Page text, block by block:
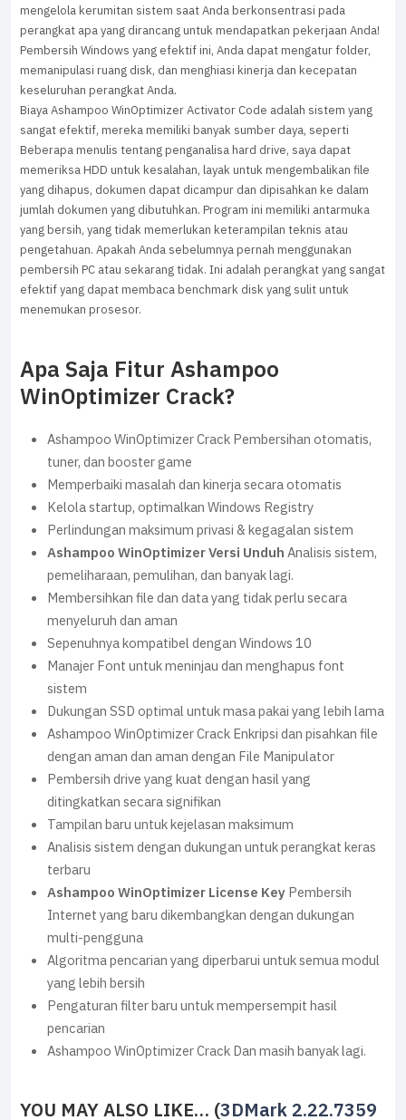
mengelola kerumitan sistem saat Anda berkonsentrasi pada
perangkat apa yang dirancang untuk mendapatkan pekerjaan Anda!
Pembersih Windows yang efektif ini, Anda dapat mengatur folder,
memanipulasi ruang disk, dan menghiasi kinerja dan kecepatan
keseluruhan perangkat Anda.
Biaya Ashampoo WinOptimizer Activator Code adalah sistem yang
sangat efektif, mereka memiliki banyak sumber daya, seperti
Beberapa menulis tentang penganalisa hard drive, saya dapat
memeriksa HDD untuk kesalahan, layak untuk mengembalikan file
yang dihapus, dokumen dapat dicampur dan dipisahkan ke dalam
jumlah dokumen yang dibutuhkan. Program ini memiliki antarmuka
yang bersih, yang tidak memerlukan keterampilan teknis atau
pengetahuan. Apakah Anda sebelumnya pernah menggunakan
pembersih PC atau sekarang tidak. Ini adalah perangkat yang sangat
efektif yang dapat membaca benchmark disk yang sulit untuk
menemukan prosesor.
Apa Saja Fitur Ashampoo
WinOptimizer Crack?
Ashampoo WinOptimizer Crack Pembersihan otomatis,
tuner, dan booster game
Memperbaiki masalah dan kinerja secara otomatis
Kelola startup, optimalkan Windows Registry
Perlindungan maksimum privasi & kegagalan sistem
Ashampoo WinOptimizer Versi UnduhAnalisis sistem,
pemeliharaan, pemulihan, dan banyak lagi.
Membersihkan file dan data yang tidak perlu secara
menyeluruh dan aman
Sepenuhnya kompatibel dengan Windows 10
Manajer Font untuk meninjau dan menghapus font
sistem
Dukungan SSD optimal untuk masa pakai yang lebih lama
Ashampoo WinOptimizer Crack Enkripsi dan pisahkan file
dengan aman dan aman dengan File Manipulator
Pembersih drive yang kuat dengan hasil yang
ditingkatkan secara signifikan
Tampilan baru untuk kejelasan maksimum
Analisis sistem dengan dukungan untuk perangkat keras
terbaru
Ashampoo WinOptimizer License KeyPembersih
Internet yang baru dikembangkan dengan dukungan
multi-pengguna
Algoritma pencarian yang diperbarui untuk semua modul
yang lebih bersih
Pengaturan filter baru untuk mempersempit hasil
pencarian
Ashampoo WinOptimizer Crack Dan masih banyak lagi.
YOU MAY ALSO LIKE… (3DMark 2.22.7359